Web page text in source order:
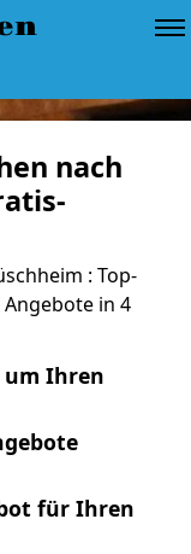
nach
: Top-
in 4
um Ihren
für Ihren